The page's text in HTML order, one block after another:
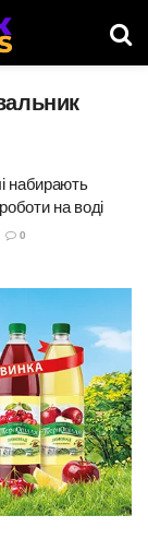
набирають
на воді
0